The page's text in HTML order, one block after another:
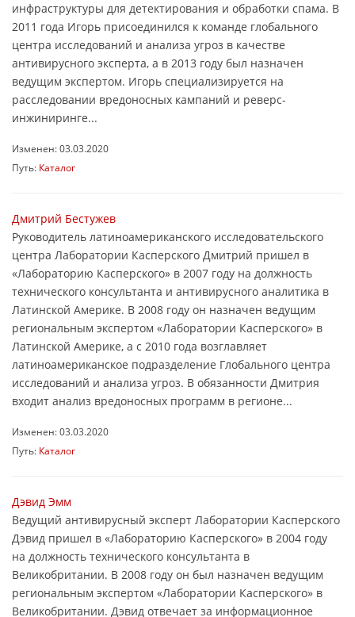
инфраструктуры для детектирования и обработки спама. В
2011 года Игорь присоединился к команде глобального
центра исследований и анализа угроз в качестве
антивирусного эксперта, а в 2013 году был назначен
ведущим экспертом. Игорь специализируется на
расследовании вредоносных кампаний и реверс-
инжиниринге...
Изменен: 03.03.2020
Путь: Каталог
Дмитрий Бестужев
Руководитель латиноамериканского исследовательского
центра Лаборатории Касперского Дмитрий пришел в
«Лабораторию Касперского» в 2007 году на должность
технического консультанта и антивирусного аналитика в
Латинской Америке. В 2008 году он назначен ведущим
региональным экспертом «Лаборатории Касперского» в
Латинской Америке, а с 2010 года возглавляет
латиноамериканское подразделение Глобального центра
исследований и анализа угроз. В обязанности Дмитрия
входит анализ вредоносных программ в регионе...
Изменен: 03.03.2020
Путь: Каталог
Дэвид Эмм
Ведущий антивирусный эксперт Лаборатории Касперского
Дэвид пришел в «Лабораторию Касперского» в 2004 году
на должность технического консультанта в
Великобритании. В 2008 году он был назначен ведущим
региональным экспертом «Лаборатории Касперского» в
Великобритании. Дэвид отвечает за информационное